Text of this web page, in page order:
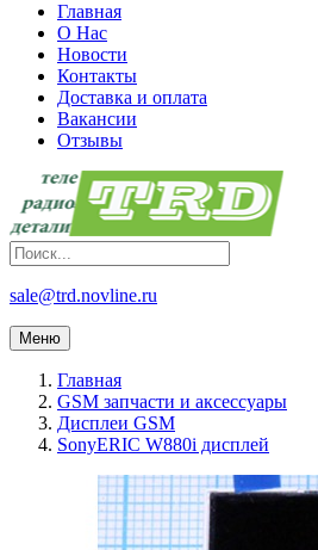
Главная
О Нас
Новости
Контакты
Доставка и оплата
Вакансии
Отзывы
sale@trd.novline.ru
Меню
Главная
GSM запчасти и аксессуары
Дисплеи GSM
SonyERIC W880i дисплей